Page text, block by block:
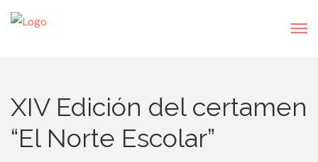
XIV Edición del certamen
“El Norte Escolar”